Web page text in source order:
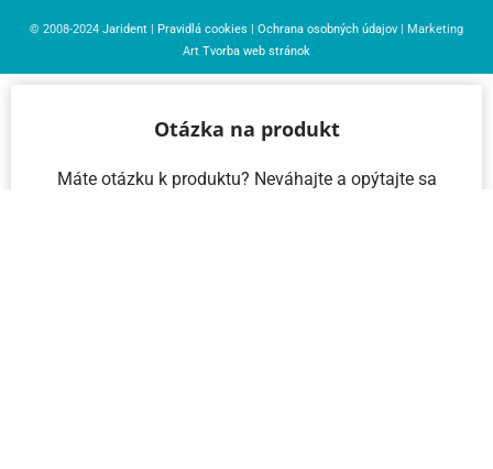
© 2008-2024 Jarident Pravidlá cookies Ochrana osobných údajov | Marketing
Art Tvorba web stránok
Otázka na produkt
Máte otázku k produktu? Neváhajte a opýtajte sa